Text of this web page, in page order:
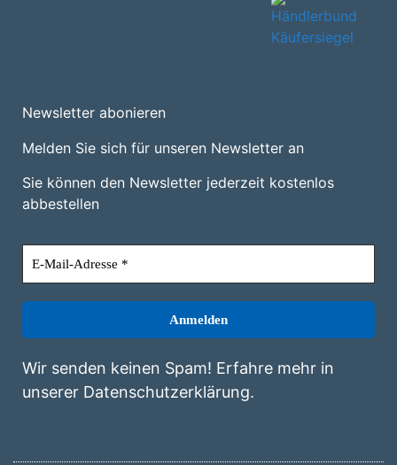
Newsletter abonieren
Melden Sie sich für unseren Newsletter an
Sie können den Newsletter jederzeit kostenlos
abbestellen
Wir senden keinen Spam! Erfahre mehr in
unserer Datenschutzerklärung.